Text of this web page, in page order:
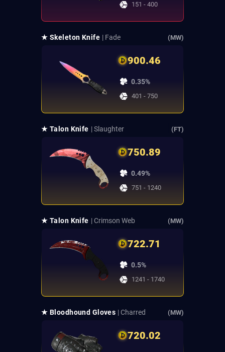
151 - 400
★ Skeleton Knife | Fade (MW)
900.46
0.35%
401 - 750
★ Talon Knife | Slaughter (FT)
750.89
0.49%
751 - 1240
★ Talon Knife | Crimson Web (MW)
722.71
0.5%
1241 - 1740
★ Bloodhound Gloves | Charred (MW)
720.02